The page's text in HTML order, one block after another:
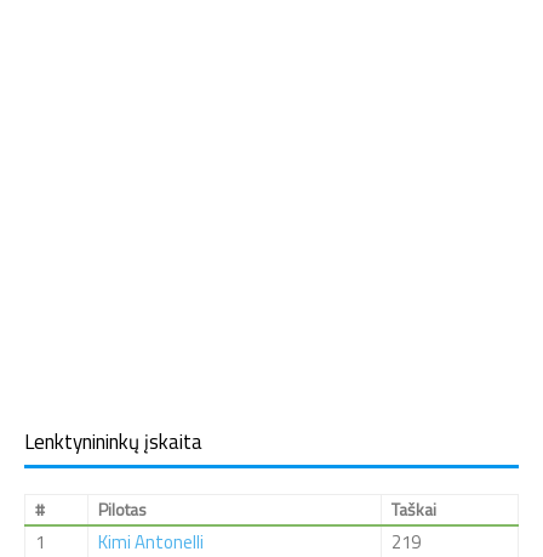
Lenktynininkų įskaita
# Pilotas Taškai
1 Kimi Antonelli
219